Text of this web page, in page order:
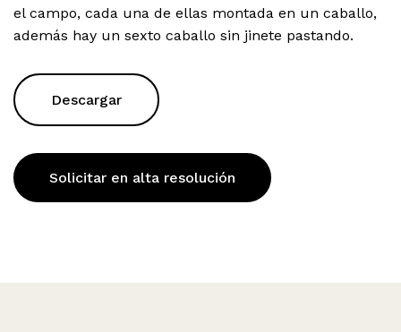
el campo, cada una de ellas montada en un caballo,
además hay un sexto caballo sin jinete pastando.
Descargar
Solicitar en alta resolución